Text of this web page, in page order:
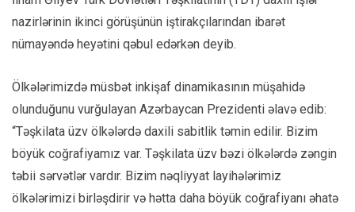
nazirlərinin ikinci görüşünün iştirakçılarından ibarət
nümayəndə heyətini qəbul edərkən deyib.
Ölkələrimizdə müsbət inkişaf dinamikasının müşahidə
olunduğunu vurğulayan Azərbaycan Prezidenti əlavə edib:
“Təşkilata üzv ölkələrdə daxili sabitlik təmin edilir. Bizim
böyük coğrafiyamız var. Təşkilata üzv bəzi ölkələrdə zəngin
təbii sərvətlər vardır. Bizim nəqliyyat layihələrimiz
ölkələrimizi birləşdirir və hətta daha böyük coğrafiyanı əhatə